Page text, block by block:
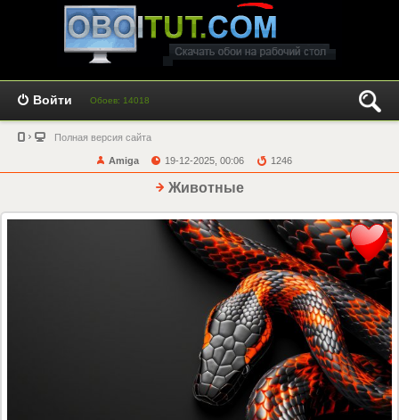
Войти Обоев: 14018
Полная версия сайта
Amiga 19-12-2025, 00:06 1246
Животные